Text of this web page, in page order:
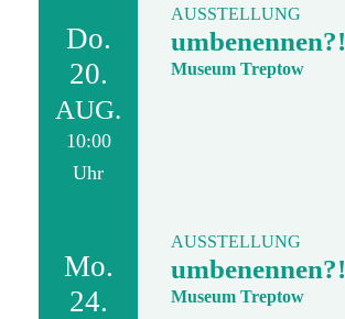
Do.
20.
AUG.
10:00
Uhr
AUSSTELLUNG
umbenennen?!
Museum Treptow
Mo.
24.
AUSSTELLUNG
umbenennen?!
Museum Treptow